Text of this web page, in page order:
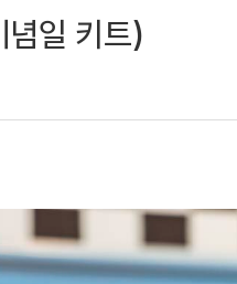
념일 키트)